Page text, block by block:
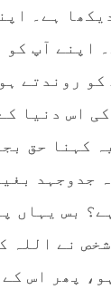
ہے۔
اپنے آپ
کو روندتے
اس دنیا
کہنا حق
جدوجہد
بس یہاں
نے اللہ
پھر اس